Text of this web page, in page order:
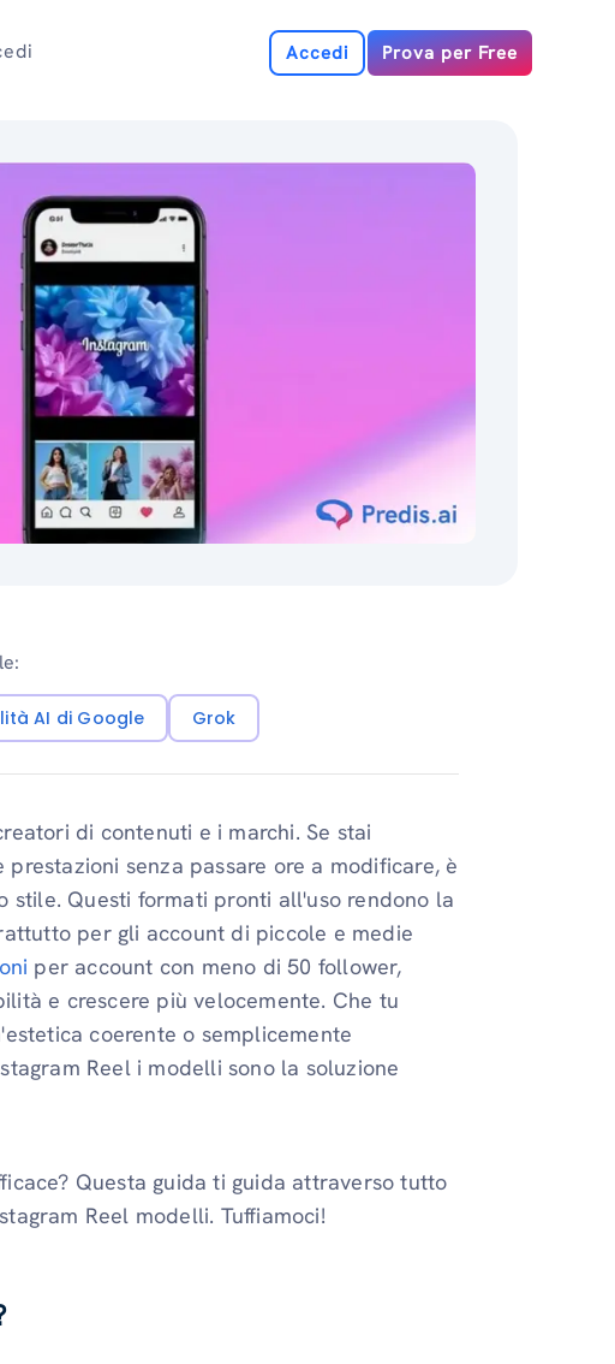
Accedi Prova per Free
AI di Google Grok
di contenuti e i marchi. Se stai
senza passare ore a modificare, è
Questi formati pronti all'uso rendono la
per gli account di piccole e medie
per account con meno di 50 follower,
e crescere più velocemente. Che tu
coerente o semplicemente
Reel i modelli sono la soluzione
Questa guida ti guida attraverso tutto
Reel modelli. Tuffiamoci!